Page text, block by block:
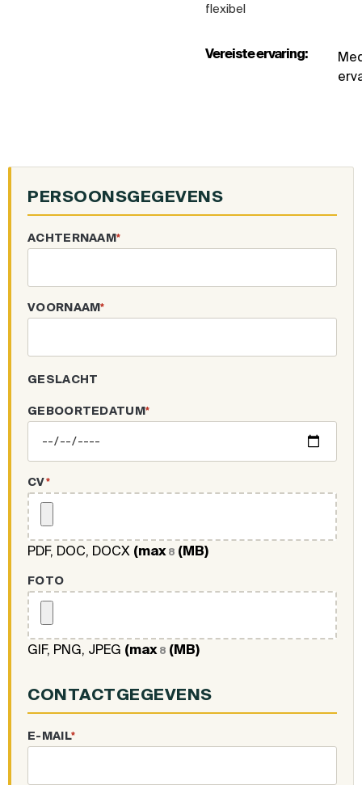
flexibel
Vereiste ervaring:
PERSOONSGEGEVENS
ACHTERNAAM*
VOORNAAM*
GESLACHT
GEBOORTEDATUM*
CV*
PDF, DOC, DOCX (max 8 (MB)
FOTO
GIF, PNG, JPEG (max 8 (MB)
CONTACTGEGEVENS
E-MAIL*